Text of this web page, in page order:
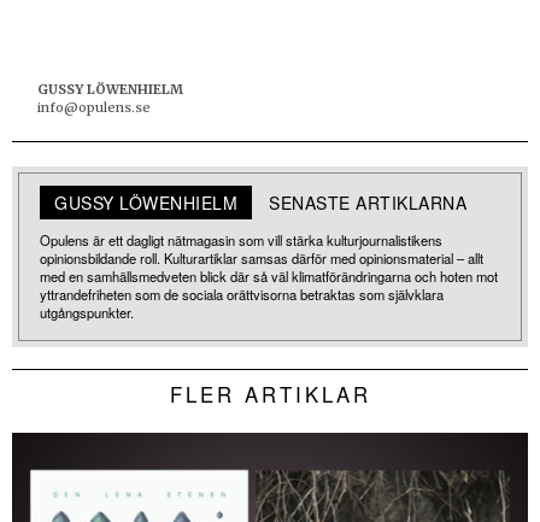
GUSSY LÖWENHIELM
info@opulens.se
GUSSY LÖWENHIELM SENASTE ARTIKLARNA
Opulens är ett dagligt nätmagasin som vill stärka kulturjournalistikens
opinionsbildande roll. Kulturartiklar samsas därför med opinionsmaterial – allt
med en samhällsmedveten blick där så väl klimatförändringarna och hoten mot
yttrandefriheten som de sociala orättvisorna betraktas som självklara
utgångspunkter.
FLER ARTIKLAR